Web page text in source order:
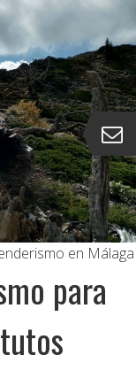
en Málaga
para